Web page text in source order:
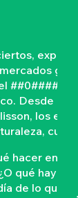
##0####
Desde las
los
hacer en el
qué hay en
de lo que